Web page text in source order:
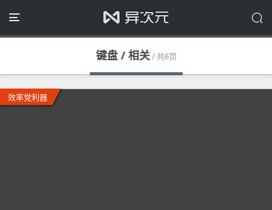
键盘 / 相关/ 共6页
效率党利器